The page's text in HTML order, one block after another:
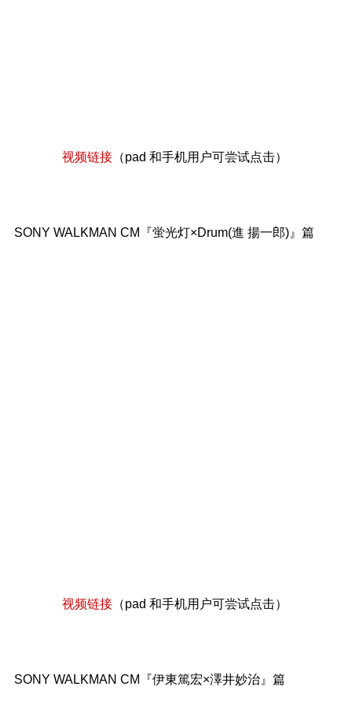
视频链接（pad 和手机用户可尝试点击）
SONY WALKMAN CM『蛍光灯×Drum(進 揚一郎)』篇
视频链接（pad 和手机用户可尝试点击）
SONY WALKMAN CM『伊東篤宏×澤井妙治』篇